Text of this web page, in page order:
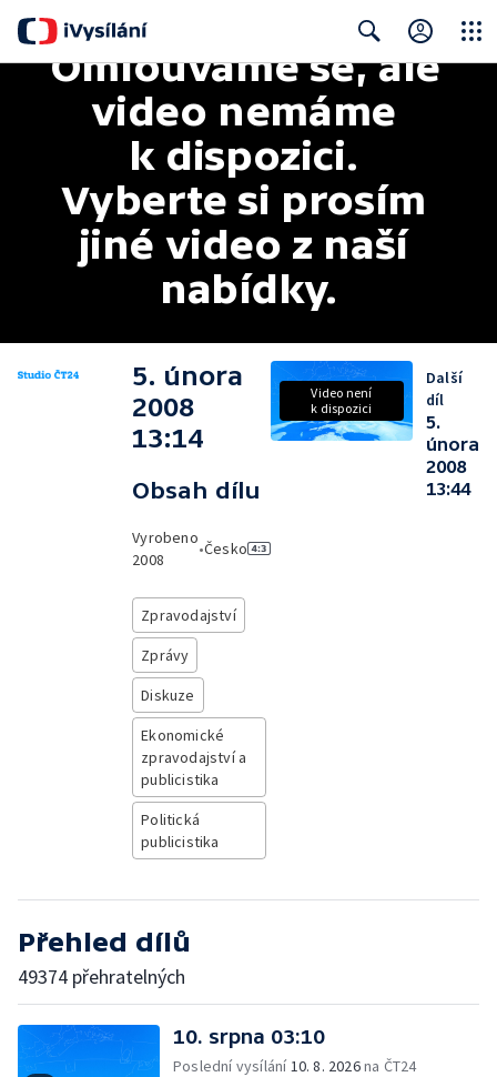
Search
Omlouváme se, ale
video nemáme
k dispozici.
Vyberte si prosím
jiné video z naší
nabídky.
5. února
2008
13:14
Obsah dílu
Vyrobeno
2008
•Česko
Zpravodajství
Zprávy
Diskuze
Ekonomické
zpravodajství a
publicistika
Politická
publicistika
Video není
k dispozici
Další
díl
5.
února
2008
13:44
Přehled dílů
49374 přehratelných
10. srpna 03:10
Poslední vysílání10. 8. 2026na ČT24